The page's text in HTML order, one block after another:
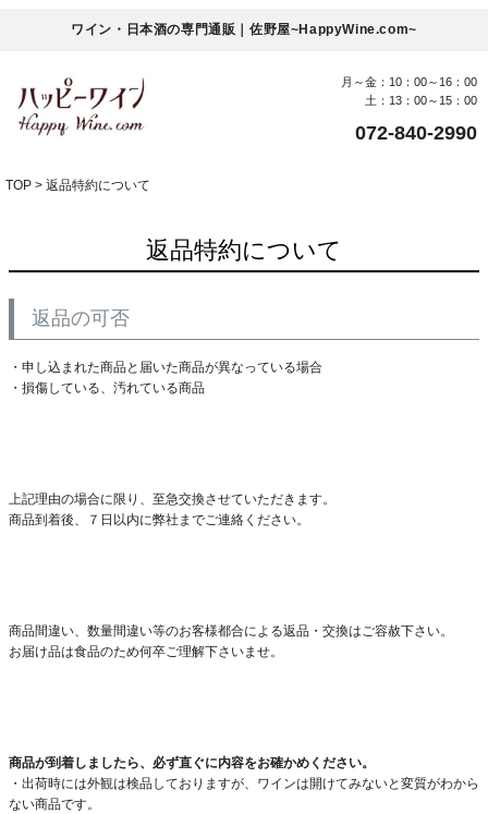
ワイン・日本酒の専門通販｜佐野屋~HappyWine.com~
月～金：10：00～16：00
土：13：00～15：00
072-840-2990
TOP 返品特約について
返品特約について
返品の可否
・申し込まれた商品と届いた商品が異なっている場合
・損傷している、汚れている商品
上記理由の場合に限り、至急交換させていただきます。
商品到着後、７日以内に弊社までご連絡ください。
商品間違い、数量間違い等のお客様都合による返品・交換はご容赦下さい。
お届け品は食品のため何卒ご理解下さいませ。
商品が到着しましたら、必ず直ぐに内容をお確かめください。
・出荷時には外観は検品しておりますが、ワインは開けてみないと変質がわから
ない商品です。